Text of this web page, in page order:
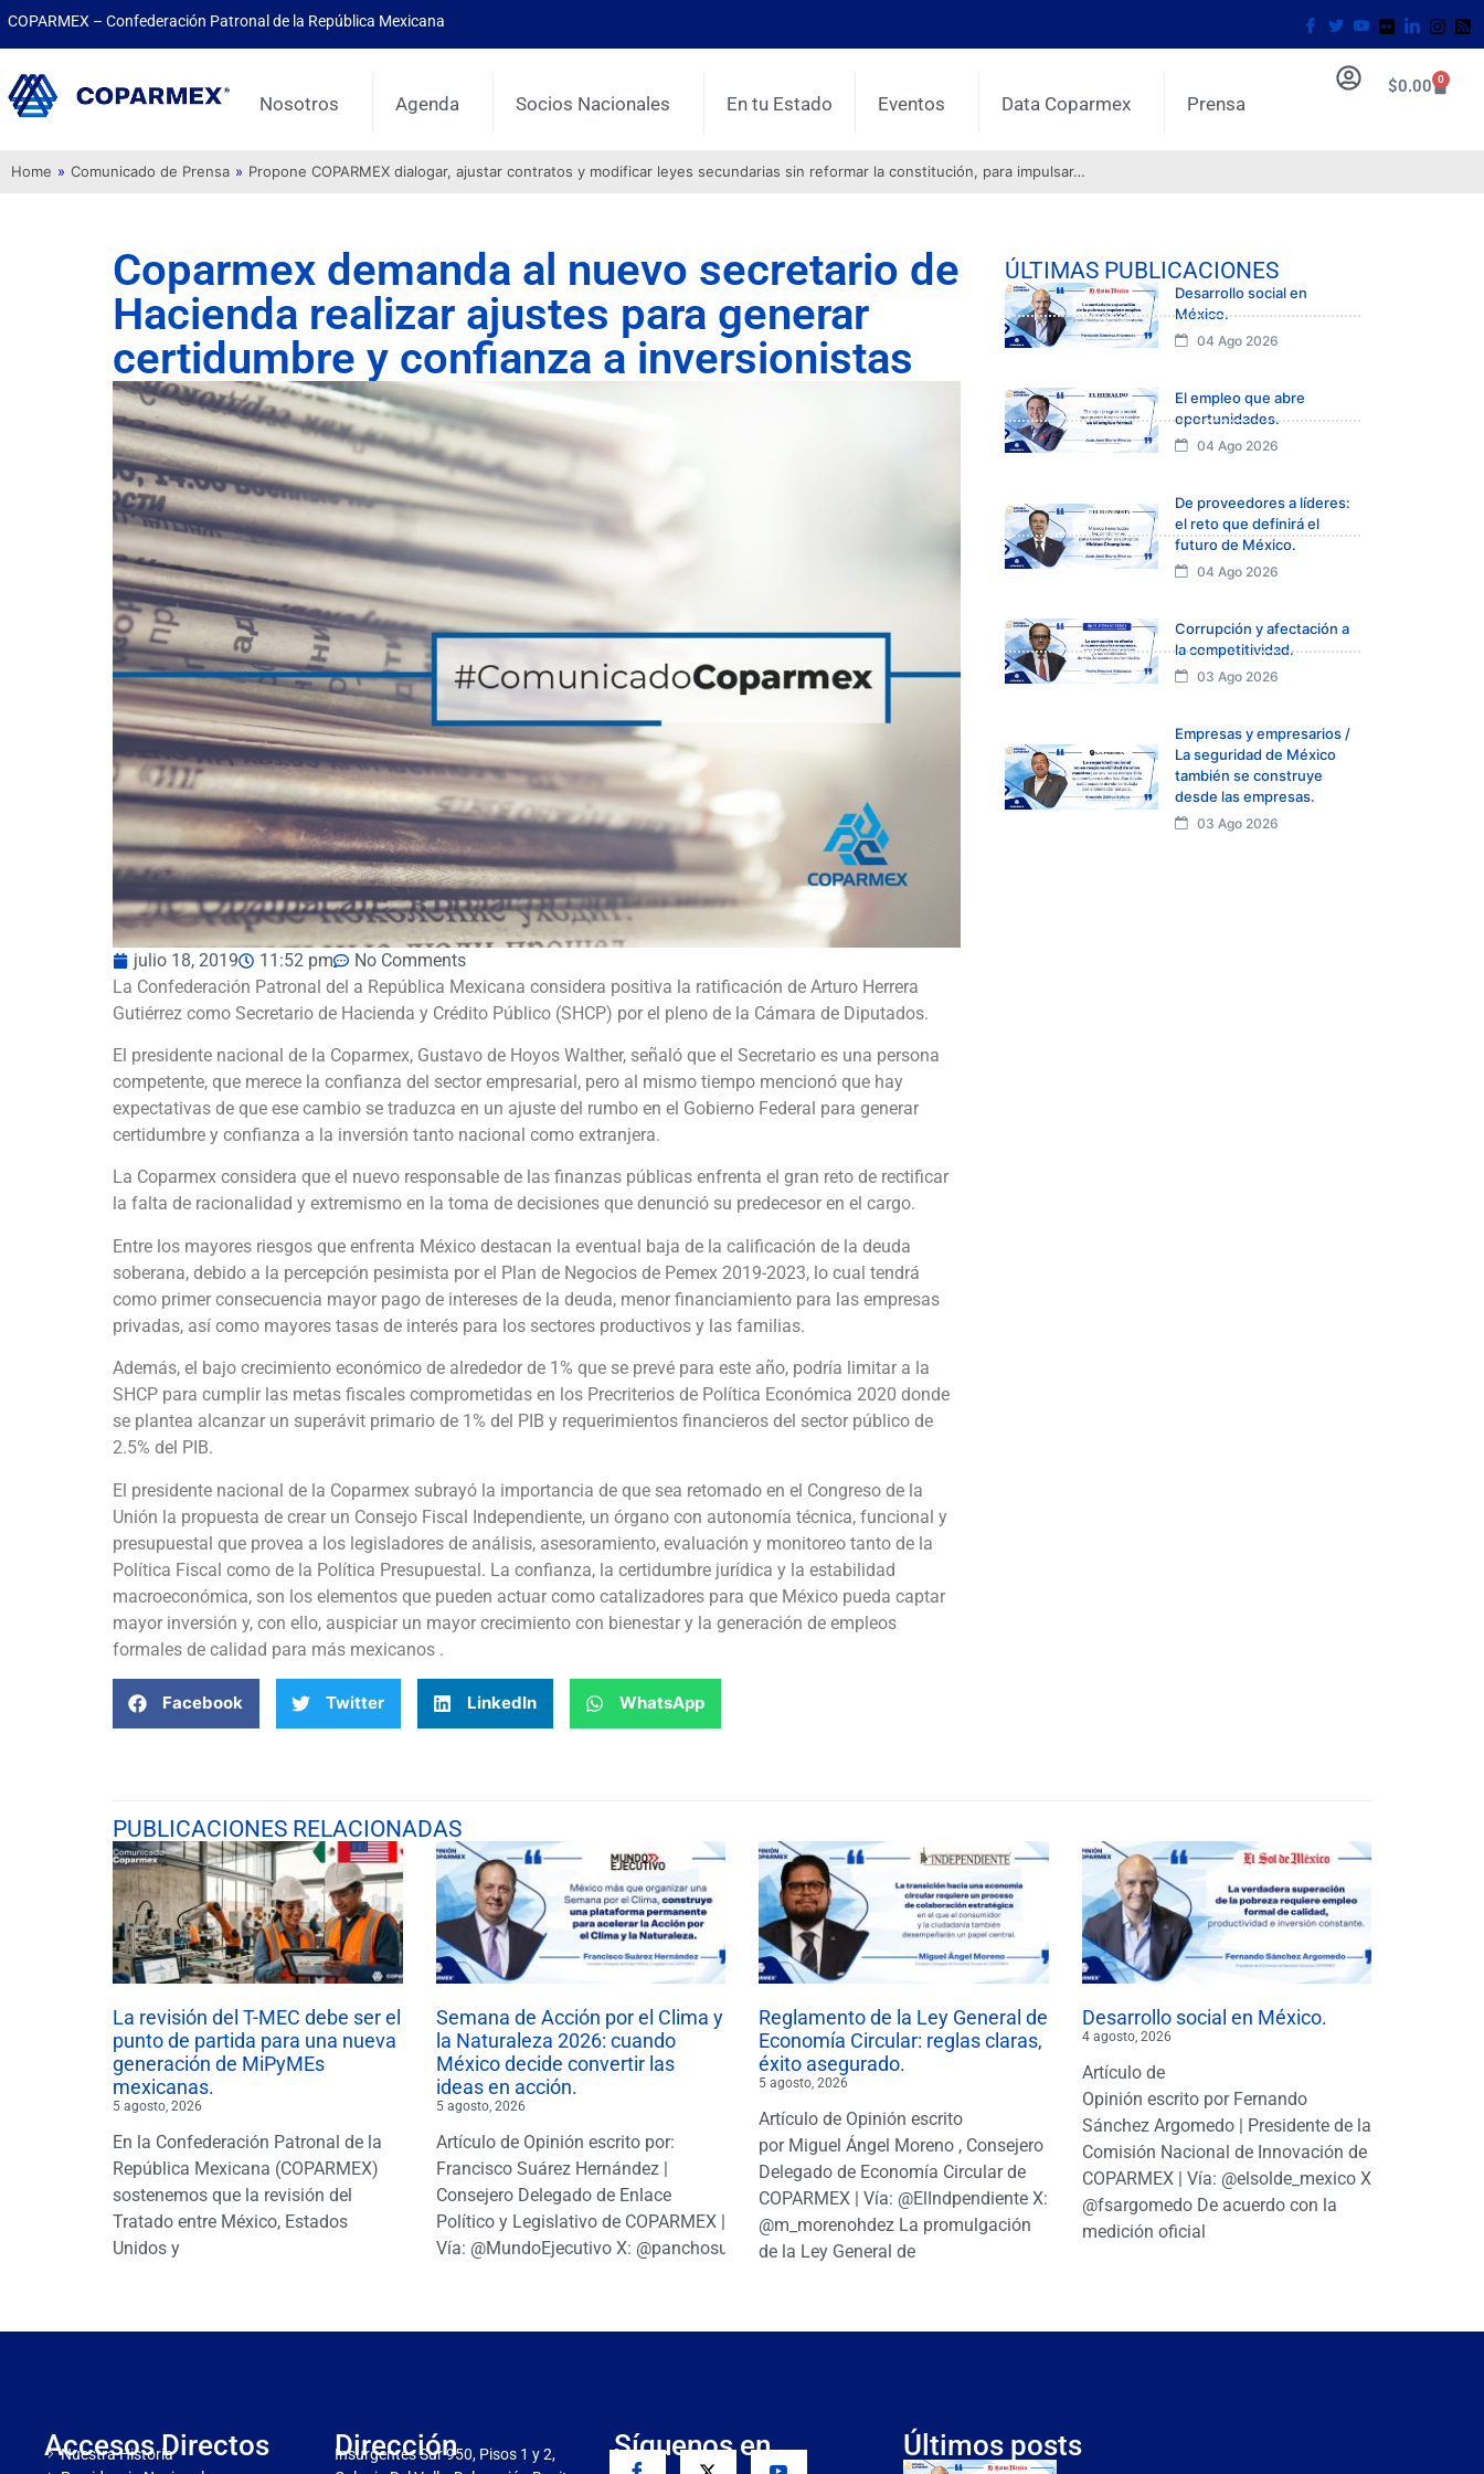
COPARMEX – Confederación Patronal de la República Mexicana
Nosotros Agenda Socios Nacionales En tu Estado Eventos Data Coparmex Prensa
$0.00 0
Home » Comunicado de Prensa » Propone COPARMEX dialogar, ajustar contratos y modificar leyes secundarias sin reformar la constitución, para impulsar…
Coparmex demanda al nuevo secretario de
Hacienda realizar ajustes para generar
certidumbre y confianza a inversionistas
julio 18, 2019 11:52 pm
No Comments
La Confederación Patronal del a República Mexicana considera positiva la ratificación de Arturo Herrera
Gutiérrez como Secretario de Hacienda y Crédito Público (SHCP) por el pleno de la Cámara de Diputados.
El presidente nacional de la Coparmex, Gustavo de Hoyos Walther, señaló que el Secretario es una persona
competente, que merece la confianza del sector empresarial, pero al mismo tiempo mencionó que hay
expectativas de que ese cambio se traduzca en un ajuste del rumbo en el Gobierno Federal para generar
certidumbre y confianza a la inversión tanto nacional como extranjera.
La Coparmex considera que el nuevo responsable de las finanzas públicas enfrenta el gran reto de rectificar
la falta de racionalidad y extremismo en la toma de decisiones que denunció su predecesor en el cargo.
Entre los mayores riesgos que enfrenta México destacan la eventual baja de la calificación de la deuda
soberana, debido a la percepción pesimista por el Plan de Negocios de Pemex 2019-2023, lo cual tendrá
como primer consecuencia mayor pago de intereses de la deuda, menor financiamiento para las empresas
privadas, así como mayores tasas de interés para los sectores productivos y las familias.
Además, el bajo crecimiento económico de alrededor de 1% que se prevé para este año, podría limitar a la
SHCP para cumplir las metas fiscales comprometidas en los Precriterios de Política Económica 2020 donde
se plantea alcanzar un superávit primario de 1% del PIB y requerimientos financieros del sector público de
2.5% del PIB.
El presidente nacional de la Coparmex subrayó la importancia de que sea retomado en el Congreso de la
Unión la propuesta de crear un Consejo Fiscal Independiente, un órgano con autonomía técnica, funcional y
presupuestal que provea a los legisladores de análisis, asesoramiento, evaluación y monitoreo tanto de la
Política Fiscal como de la Política Presupuestal. La confianza, la certidumbre jurídica y la estabilidad
macroeconómica, son los elementos que pueden actuar como catalizadores para que México pueda captar
mayor inversión y, con ello, auspiciar un mayor crecimiento con bienestar y la generación de empleos
formales de calidad para más mexicanos .
Facebook Twitter LinkedIn WhatsApp
ÚLTIMAS PUBLICACIONES
Desarrollo social en
México.
04 Ago 2026
El empleo que abre
oportunidades.
04 Ago 2026
De proveedores a líderes:
el reto que definirá el
futuro de México.
04 Ago 2026
Corrupción y afectación a
la competitividad.
03 Ago 2026
Empresas y empresarios /
La seguridad de México
también se construye
desde las empresas.
03 Ago 2026
PUBLICACIONES RELACIONADAS
La revisión del T-MEC debe ser el
punto de partida para una nueva
generación de MiPyMEs
mexicanas.
5 agosto, 2026
En la Confederación Patronal de la
República Mexicana (COPARMEX)
sostenemos que la revisión del
Tratado entre México, Estados
Unidos y
Semana de Acción por el Clima y
la Naturaleza 2026: cuando
México decide convertir las
ideas en acción.
5 agosto, 2026
Artículo de Opinión escrito por:
Francisco Suárez Hernández |
Consejero Delegado de Enlace
Político y Legislativo de COPARMEX |
Vía: @MundoEjecutivo X: @panchosuarezh
Reglamento de la Ley General de
Economía Circular: reglas claras,
éxito asegurado.
5 agosto, 2026
Artículo de Opinión escrito
por Miguel Ángel Moreno , Consejero
Delegado de Economía Circular de
COPARMEX | Vía: @ElIndpendiente X:
@m_morenohdez La promulgación
de la Ley General de
Desarrollo social en México.
4 agosto, 2026
Artículo de
Opinión escrito por Fernando
Sánchez Argomedo | Presidente de la
Comisión Nacional de Innovación de
COPARMEX | Vía: @elsolde_mexico X:
@fsargomedo De acuerdo con la
medición oficial
Accesos Directos
Nuestra Historia
Dirección
Insurgentes Sur 950, Pisos 1 y 2,
Síguenos en Últimos posts